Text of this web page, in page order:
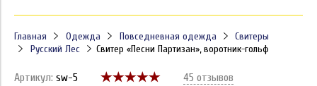
Главная Одежда Повседневная одежда
Свитеры
Русский Лес
Свитер «Песни Партизан», воротник-гольф
Артикул: sw-5 45 отзывов